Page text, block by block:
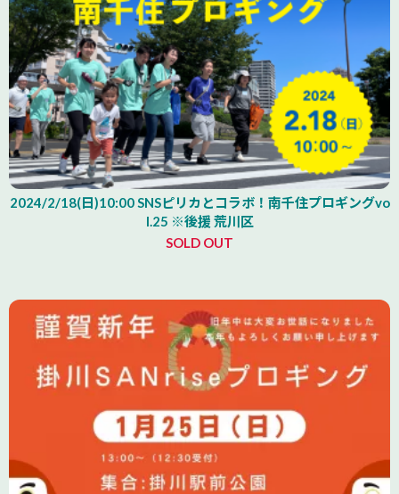
2024/2/18(日)10:00 SNSピリカとコラボ！南千住プロギングvo
l.25 ※後援 荒川区
SOLD OUT